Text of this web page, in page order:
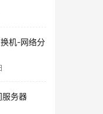
机-网络分
服务器